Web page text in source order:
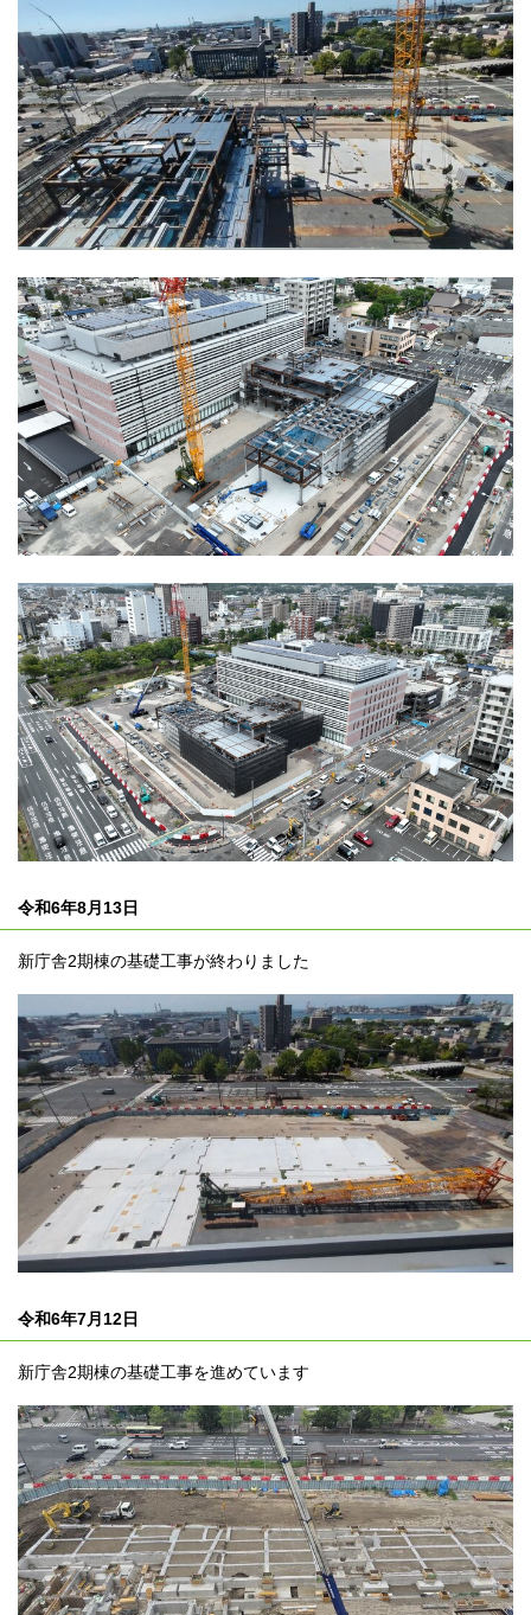
令和6年8月13日
新庁舎2期棟の基礎工事が終わりました
令和6年7月12日
新庁舎2期棟の基礎工事を進めています